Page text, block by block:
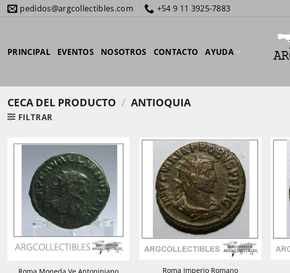
Saltar
al
pedidos@argcollectibles.com +54 9 11 3925-7883
PRINCIPAL EVENTOS NOSOTROS CONTACTO AYUDA
CECA DEL PRODUCTO / ANTIOQUIA
FILTRAR
Roma Imperio Romano